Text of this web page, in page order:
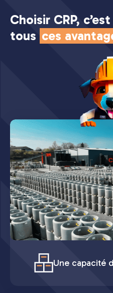
Choisir CRP,
tous ces
Une capacité